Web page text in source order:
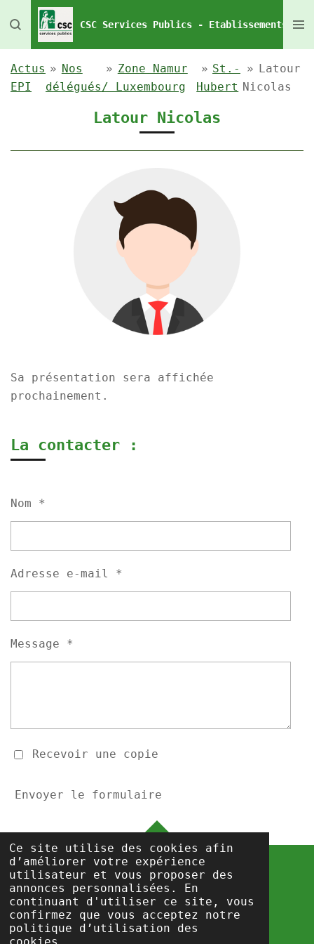
Ce site utilise des cookies afin
d’améliorer votre expérience
utilisateur et vous proposer des
annonces personnalisées. En
continuant d'utiliser ce site, vous
confirmez que vous acceptez notre
politique d’utilisation des
Passer
au
contenu
principal
CSC Services Publics - Etablissements
Actus
EPI
» Nos
délégués
» Zone Namur
/ Luxembourg
» St.-
Hubert
» Latour
Nicolas
Latour Nicolas
Sa présentation sera affichée
prochainement.
La contacter :
Nom *
Adresse e-mail *
Message *
Recevoir une copie
Envoyer le formulaire
HAUT
info@csc-prisons.be
Propulsé par Webador